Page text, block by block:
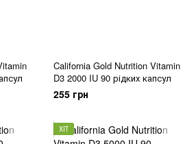
California Gold Nutrition Vitamin
D3 2000 IU 90 рідких капсул
255 грн
ХІТ